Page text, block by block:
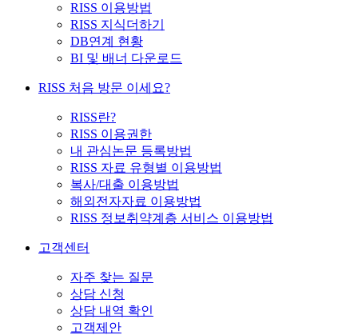
RISS 이용방법
RISS 지식더하기
DB연계 현황
BI 및 배너 다운로드
RISS 처음 방문 이세요?
RISS란?
RISS 이용권한
내 관심논문 등록방법
RISS 자료 유형별 이용방법
복사/대출 이용방법
해외전자자료 이용방법
RISS 정보취약계층 서비스 이용방법
고객센터
자주 찾는 질문
상담 신청
상담 내역 확인
고객제안